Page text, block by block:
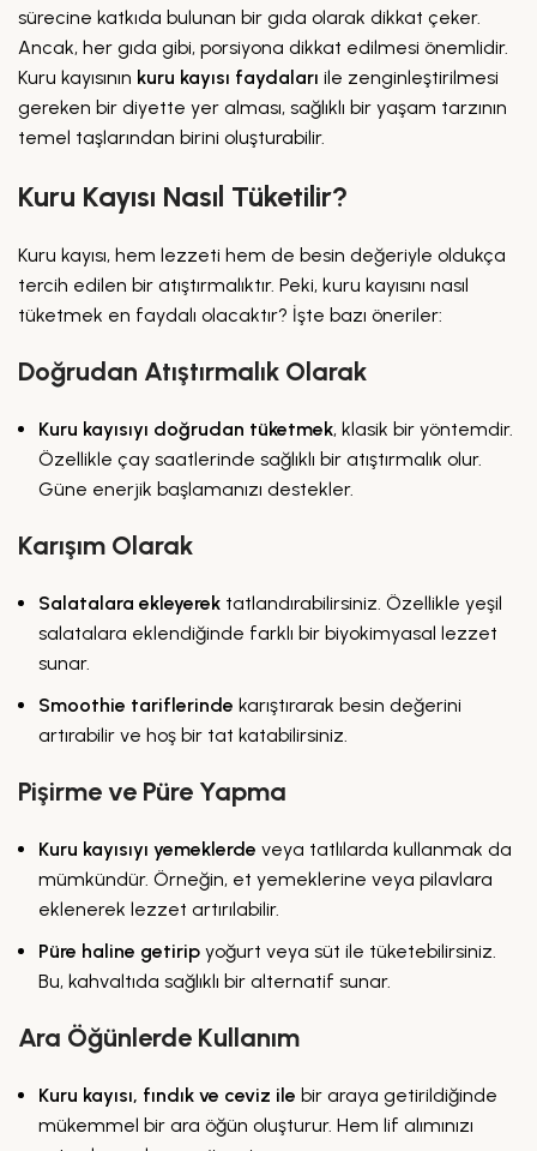
sürecine katkıda bulunan bir gıda olarak dikkat çeker.
Ancak, her gıda gibi, porsiyona dikkat edilmesi önemlidir.
Kuru kayısının kuru kayısı faydaları ile zenginleştirilmesi
gereken bir diyette yer alması, sağlıklı bir yaşam tarzının
temel taşlarından birini oluşturabilir.
Kuru Kayısı Nasıl Tüketilir?
Kuru kayısı, hem lezzeti hem de besin değeriyle oldukça
tercih edilen bir atıştırmalıktır. Peki, kuru kayısını nasıl
tüketmek en faydalı olacaktır? İşte bazı öneriler:
Doğrudan Atıştırmalık Olarak
Kuru kayısıyı doğrudan tüketmek, klasik bir yöntemdir.
Özellikle çay saatlerinde sağlıklı bir atıştırmalık olur.
Güne enerjik başlamanızı destekler.
Karışım Olarak
Salatalara ekleyerek tatlandırabilirsiniz. Özellikle yeşil
salatalara eklendiğinde farklı bir biyokimyasal lezzet
sunar.
Smoothie tariflerinde karıştırarak besin değerini
artırabilir ve hoş bir tat katabilirsiniz.
Pişirme ve Püre Yapma
Kuru kayısıyı yemeklerde veya tatlılarda kullanmak da
mümkündür. Örneğin, et yemeklerine veya pilavlara
eklenerek lezzet artırılabilir.
Püre haline getirip yoğurt veya süt ile tüketebilirsiniz.
Bu, kahvaltıda sağlıklı bir alternatif sunar.
Ara Öğünlerde Kullanım
Kuru kayısı, fındık ve ceviz ile bir araya getirildiğinde
mükemmel bir ara öğün oluşturur. Hem lif alımınızı